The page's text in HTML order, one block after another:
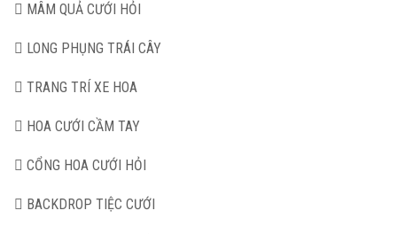
MÂM QUẢ CƯỚI HỎI
LONG PHỤNG TRÁI CÂY
TRANG TRÍ XE HOA
HOA CƯỚI CẦM TAY
CỔNG HOA CƯỚI HỎI
BACKDROP TIỆC CƯỚI